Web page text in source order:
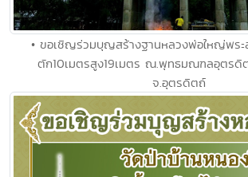
• ขอเชิญร่วมบุญสร้างฐานหลวงพ่อใหญ่พร
ตัก10เมตรสูง19เมตร ณ.พุทธมณฑลอุตรดิ
จ.อุตรดิตถ์